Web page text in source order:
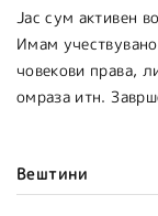
Јас сум активен
Имам
човекови права,
омраза итн.
Вештини